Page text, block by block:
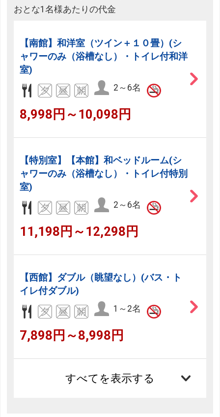
おとな1名様あたりの代金
【南館】和洋室（ツイン＋１０畳）(シ
ャワーのみ（浴槽なし）・トイレ付和洋
室)
2～6名
8,998円～10,098円
【特別室】【本館】和ベッドルーム(シ
ャワーのみ（浴槽なし）・トイレ付特別
室)
2～6名
11,198円～12,298円
【西館】ダブル（眺望なし）(バス・ト
イレ付ダブル)
1～2名
7,898円～8,998円
すべてを表示する